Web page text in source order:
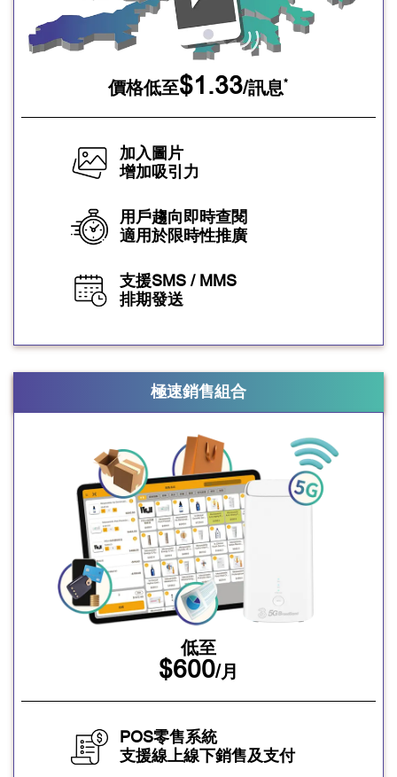
價格低至$1.33/訊息*
加入圖片
增加吸引力
用戶趨向即時查閱
適用於限時性推廣
支援SMS / MMS
排期發送
極速銷售組合
低至
$600/月
POS零售系統
支援線上線下銷售及支付